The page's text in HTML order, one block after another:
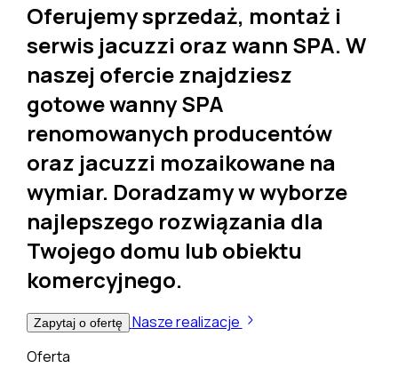
Oferujemysprzedaż, montaż i
serwis jacuzzi oraz wann SPA. W
naszej ofercie znajdziesz
gotowe wanny SPA
renomowanych producentów
oraz jacuzzi mozaikowane na
wymiar. Doradzamy w wyborze
najlepszego rozwiązania dla
Twojego domu lub obiektu
komercyjnego.
Zapytaj o ofertę
Nasze realizacje
Oferta